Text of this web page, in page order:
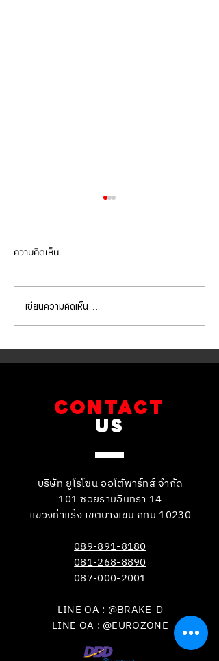
Mercedes Benz C200 เข้า
รับบริการเซอร์วิสเปลี่ยนถ่าย
น้ำมันเกียร์
ความคิดเห็น
เขียนความคิดเห็น…
CONTACT
US
บริษัท ยูโรโซน ออโต้พาร์ทส์ จำกัด
101 ซอยรามอินทรา 14
แขวงท่าแร้ง เขตบางเขน กทม 10230
089-891-8180
081-268-8890
087-000-2001
LINE OA : @BRAKE-D
LINE OA : @EUROZONE